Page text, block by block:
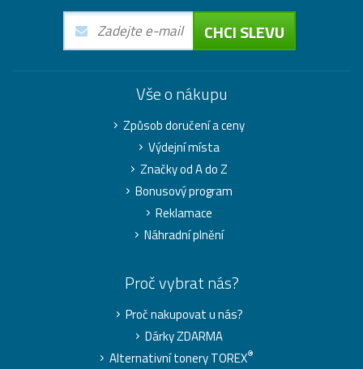
CHCI SLEVU
Vše o nákupu
Způsob doručení a ceny
Výdejní místa
Značky od A do Z
Bonusový program
Reklamace
Náhradní plnění
Proč vybrat nás?
Proč nakupovat u nás?
Dárky ZDARMA
Alternativní tonery TOREX®